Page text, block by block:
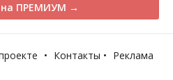
на ПРЕМИУМ →
• Контакты • Реклама